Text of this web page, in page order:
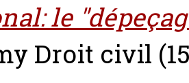
le
Droit civil